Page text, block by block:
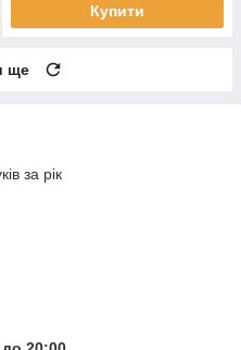
Купити
ще
за рік